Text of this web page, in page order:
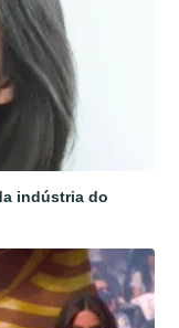
indústria do